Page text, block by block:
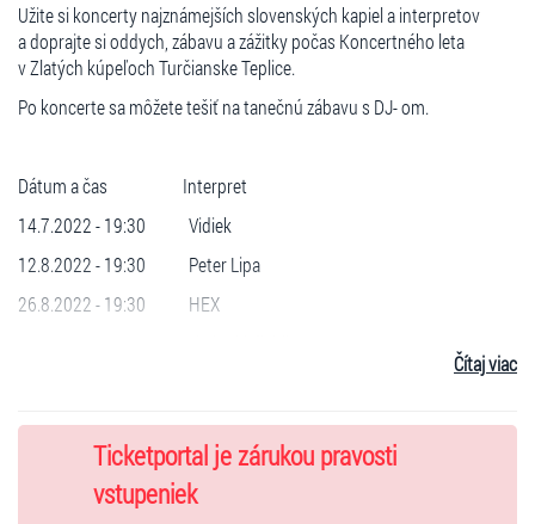
Užite si koncerty najznámejších slovenských kapiel a interpretov
a doprajte si oddych, zábavu a zážitky počas Koncertného leta
v Zlatých kúpeľoch Turčianske Teplice.
Po koncerte sa môžete tešiť na tanečnú zábavu s DJ- om.
Dátum a čas Interpret
14.7.2022 - 19:30 Vidiek
12.8.2022 - 19:30 Peter Lipa
26.8.2022 - 19:30 HEX
Miesto konania: Záhradná reštaurácia u Palatína, Turčianske Teplice
Čítaj viac
Ticketportal je zárukou pravosti
vstupeniek